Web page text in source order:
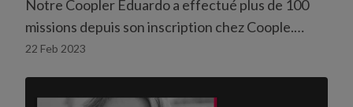
Notre Coopler Eduardo a effectué plus de 100
missions depuis son inscription chez Coople.
Nous avons parlé avec lui pour en savoir plus sur
22 Feb 2023